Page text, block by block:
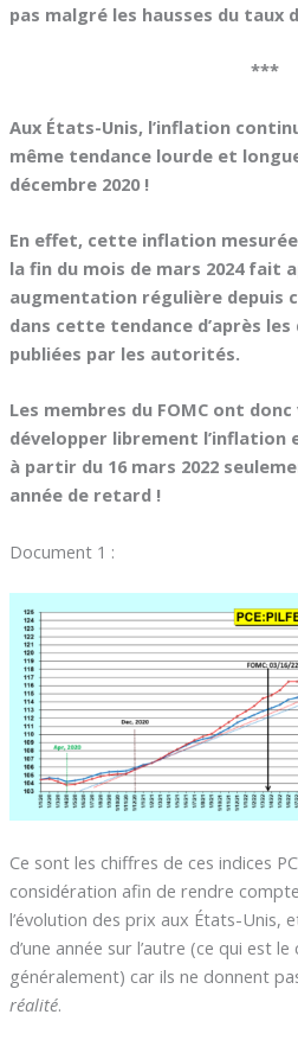
pas malgré les hausses du taux
***
Aux États-Unis, l’inflation
même tendance lourde et
décembre 2020 !
En effet, cette inflation mesurée
la fin du mois de mars 2024 fait
augmentation régulière depuis
dans cette tendance d’après
publiées par les autorités.
Les membres du FOMC ont
développer librement
à partir du 16 mars 2022
année de retard !
Document 1 :
Ce sont les chiffres de ces indices
considération afin de rendre
l’évolution des prix aux États-Unis,
d’une année sur l’autre (ce qui est
généralement) car ils ne donnent
réalité.